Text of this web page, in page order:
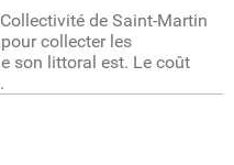
de Saint-Martin
collecter les
son littoral est. Le coût